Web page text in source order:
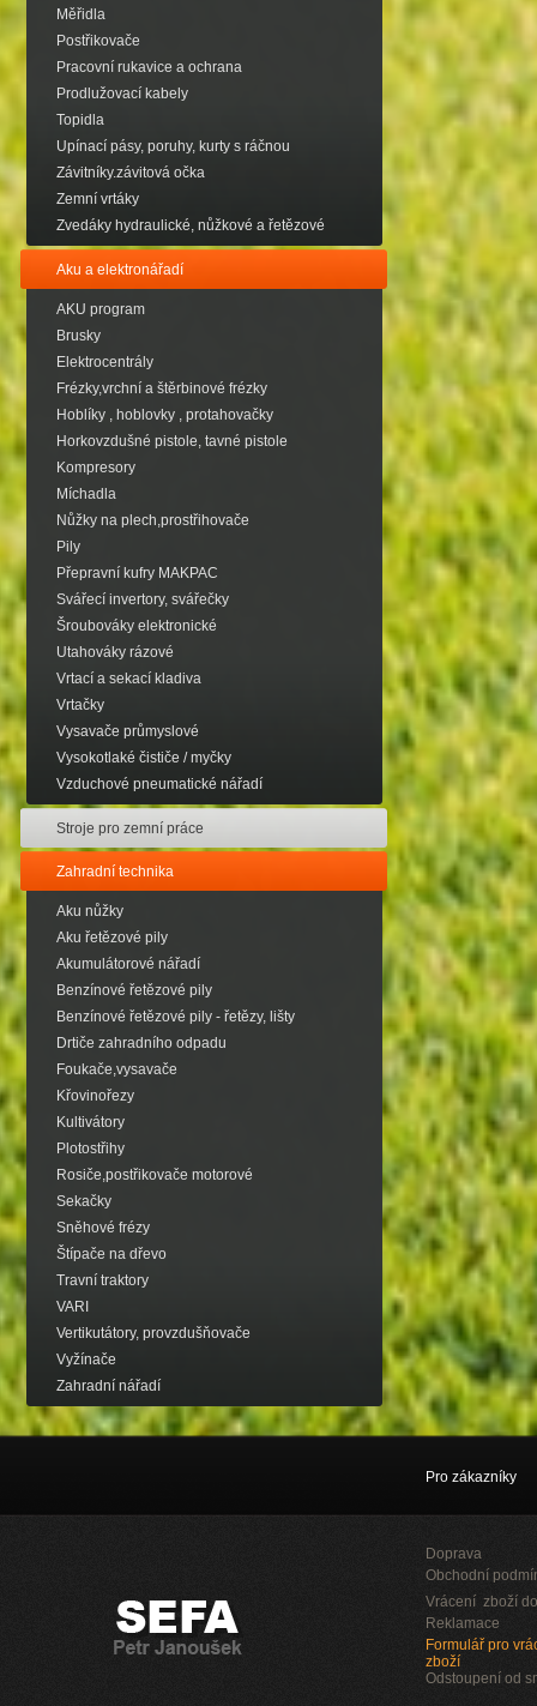
Měřidla
Postřikovače
Pracovní rukavice a ochrana
Prodlužovací kabely
Topidla
Upínací pásy, poruhy, kurty s ráčnou
Závitníky.závitová očka
Zemní vrtáky
Zvedáky hydraulické, nůžkové a řetězové
Aku a elektronářadí
AKU program
Brusky
Elektrocentrály
Frézky,vrchní a štěrbinové frézky
Hoblíky , hoblovky , protahovačky
Horkovzdušné pistole, tavné pistole
Kompresory
Míchadla
Nůžky na plech,prostřihovače
Pily
Přepravní kufry MAKPAC
Svářecí invertory, svářečky
Šroubováky elektronické
Utahováky rázové
Vrtací a sekací kladiva
Vrtačky
Vysavače průmyslové
Vysokotlaké čističe / myčky
Vzduchové pneumatické nářadí
Stroje pro zemní práce
Zahradní technika
Aku nůžky
Aku řetězové pily
Akumulátorové nářadí
Benzínové řetězové pily
Benzínové řetězové pily - řetězy, lišty
Drtiče zahradního odpadu
Foukače,vysavače
Křovinořezy
Kultivátory
Plotostřihy
Rosiče,postřikovače motorové
Sekačky
Sněhové frézy
Štípače na dřevo
Travní traktory
VARI
Vertikutátory, provzdušňovače
Vyžínače
Zahradní nářadí
Pro zákazníky
Doprava
Obchodní
Vrácení zboží
Reklamace
Formulář pro
zboží
Odstoupení od